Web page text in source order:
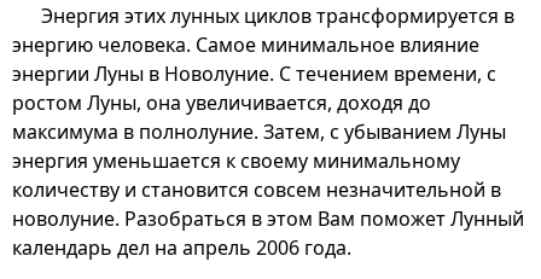
Энергия этих лунных циклов трансформируется в
энергию человека. Самое минимальное влияние
энергии Луны в Новолуние. С течением времени, с
ростом Луны, она увеличивается, доходя до
максимума в полнолуние. Затем, с убыванием Луны
энергия уменьшается к своему минимальному
количеству и становится совсем незначительной в
новолуние. Разобраться в этом Вам поможет Лунный
календарь дел на апрель 2006 года.